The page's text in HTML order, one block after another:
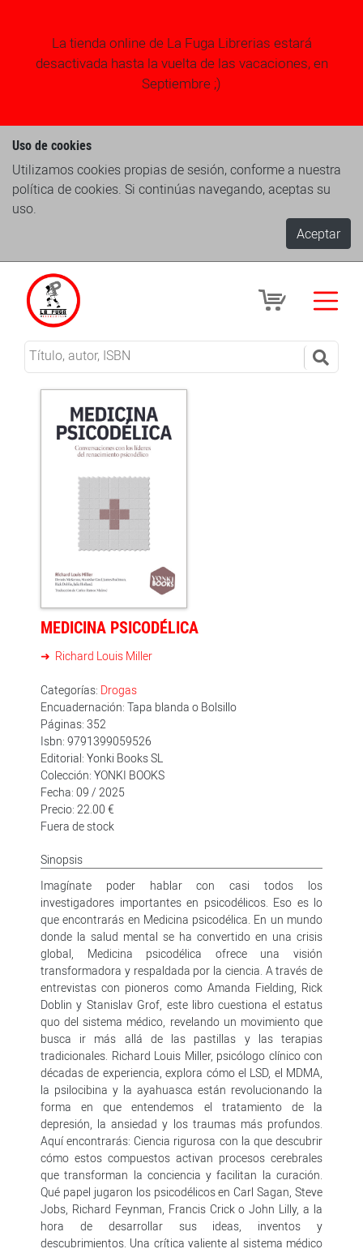
La tienda online de La Fuga Librerias estará
desactivada hasta la vuelta de las vacaciones, en
Septiembre ;)
Uso de cookies
Utilizamos cookies propias de sesión, conforme a nuestra
política de cookies. Si continúas navegando, aceptas su
uso.
Aceptar
MEDICINA PSICODÉLICA
Richard Louis Miller
Categorías: Drogas
Encuadernación: Tapa blanda o Bolsillo
Páginas: 352
Isbn: 9791399059526
Editorial: Yonki Books SL
Colección: YONKI BOOKS
Fecha: 09 / 2025
Precio: 22.00 €
Fuera de stock
Sinopsis
Imagínate poder hablar con casi todos los
investigadores importantes en psicodélicos. Eso es lo
que encontrarás en Medicina psicodélica. En un mundo
donde la salud mental se ha convertido en una crisis
global, Medicina psicodélica ofrece una visión
transformadora y respaldada por la ciencia. A través de
entrevistas con pioneros como Amanda Fielding, Rick
Doblin y Stanislav Grof, este libro cuestiona el estatus
quo del sistema médico, revelando un movimiento que
busca ir más allá de las pastillas y las terapias
tradicionales. Richard Louis Miller, psicólogo clínico con
décadas de experiencia, explora cómo el LSD, el MDMA,
la psilocibina y la ayahuasca están revolucionando la
forma en que entendemos el tratamiento de la
depresión, la ansiedad y los traumas más profundos.
Aquí encontrarás: Ciencia rigurosa con la que descubrir
cómo estos compuestos activan procesos cerebrales
que transforman la conciencia y facilitan la curación.
Qué papel jugaron los psicodélicos en Carl Sagan, Steve
Jobs, Richard Feynman, Francis Crick o John Lilly, a la
hora de desarrollar sus ideas, inventos y
descubrimientos. Una crítica valiente al sistema médico